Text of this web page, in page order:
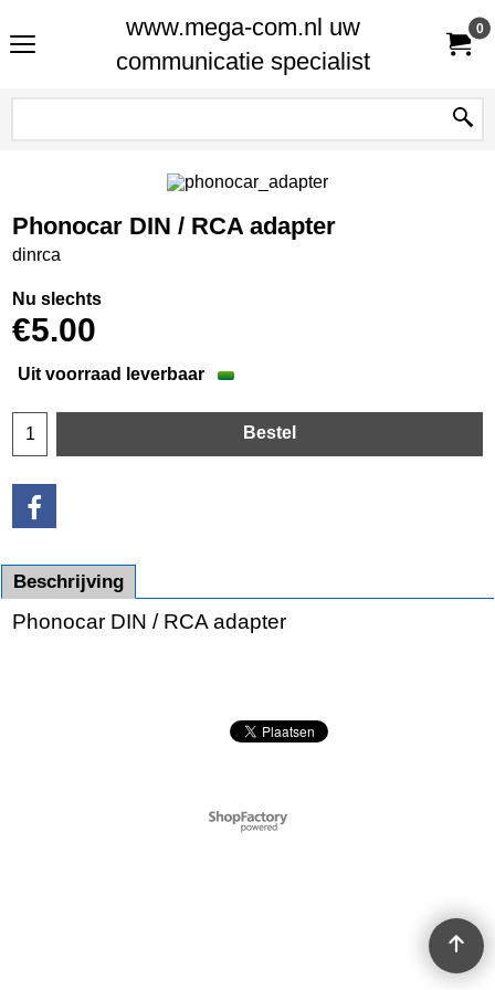
www.mega-com.nl uw
communicatie specialist
0
Phonocar DIN / RCA adapter
dinrca
Nu slechts
€5.00
Uit voorraad leverbaar
Bestel
Beschrijving
Phonocar DIN / RCA adapter
Webwinkel gemaakt met
ShopFactory webwinkel